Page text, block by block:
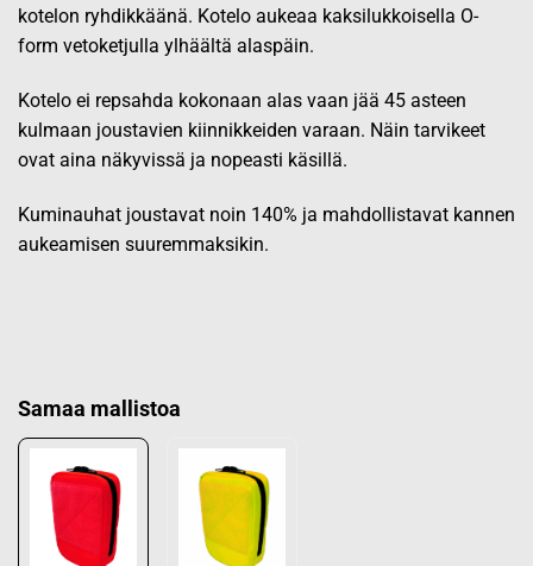
kotelon ryhdikkäänä. Kotelo aukeaa kaksilukkoisella O-
form vetoketjulla ylhäältä alaspäin.
Kotelo ei repsahda kokonaan alas vaan jää 45 asteen
kulmaan joustavien kiinnikkeiden varaan. Näin tarvikeet
ovat aina näkyvissä ja nopeasti käsillä.
Kuminauhat joustavat noin 140% ja mahdollistavat kannen
aukeamisen suuremmaksikin.
Samaa mallistoa